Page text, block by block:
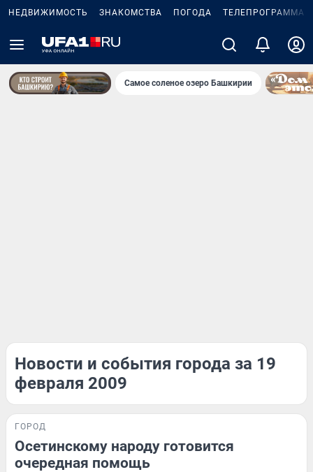
НЕДВИЖИМОСТЬ ЗНАКОМСТВА ПОГОДА ТЕЛЕПРОГРАММА
Самое соленое озеро Башкирии
Новости и события города за 19
февраля 2009
ГОРОД
Осетинскому народу готовится
очередная помощь